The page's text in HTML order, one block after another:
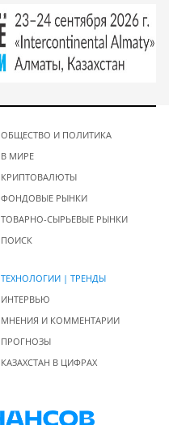
ОБЩЕСТВО И ПОЛИТИКА
В МИРЕ
КРИПТОВАЛЮТЫ
ФОНДОВЫЕ РЫНКИ
ТОВАРНО-СЫРЬЕВЫЕ РЫНКИ
ПОИСК
ТЕХНОЛОГИИ | ТРЕНДЫ
ИНТЕРВЬЮ
МНЕНИЯ И КОММЕНТАРИИ
ПРОГНОЗЫ
КАЗАХСТАН В ЦИФРАХ